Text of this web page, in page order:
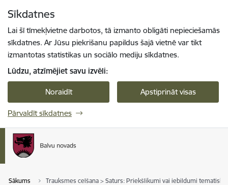
Sīkdatnes
Lai šī tīmekļvietne darbotos, tā izmanto obligāti nepieciešamās
sīkdatnes. Ar Jūsu piekrišanu papildus šajā vietnē var tikt
izmantotas statistikas un sociālo mediju sīkdatnes.
Lūdzu, atzīmējiet savu izvēli:
Noraidīt Apstiprināt visas
Pārvaldīt sīkdatnes
Sākums Trauksmes celšana > Saturs: Priekšlikumi vai iebildumi